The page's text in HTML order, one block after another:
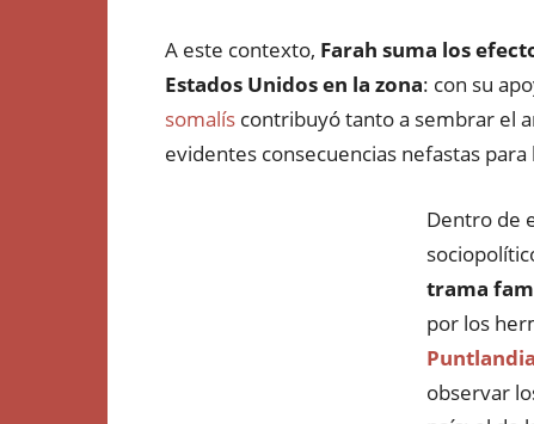
A este contexto, Farah suma los
Estados Unidos en la zona: con su
somalís contribuyó tanto a sembrar el
evidentes consecuencias nefastas
Dentro de
trama
por los
Puntlandia
observar